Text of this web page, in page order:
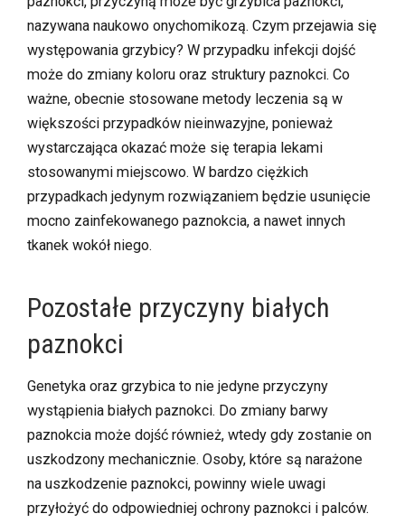
nazywana naukowo onychomikozą. Czym przejawia się
występowania grzybicy? W przypadku infekcji dojść
może do zmiany koloru oraz struktury paznokci. Co
ważne, obecnie stosowane metody leczenia są w
większości przypadków nieinwazyjne, ponieważ
wystarczająca okazać może się terapia lekami
stosowanymi miejscowo. W bardzo ciężkich
przypadkach jedynym rozwiązaniem będzie usunięcie
mocno zainfekowanego paznokcia, a nawet innych
tkanek wokół niego.
Pozostałe przyczyny białych
paznokci
Genetyka oraz grzybica to nie jedyne przyczyny
wystąpienia białych paznokci. Do zmiany barwy
paznokcia może dojść również, wtedy gdy zostanie on
uszkodzony mechanicznie. Osoby, które są narażone
na uszkodzenie paznokci, powinny wiele uwagi
przyłożyć do odpowiedniej ochrony paznokci i palców.